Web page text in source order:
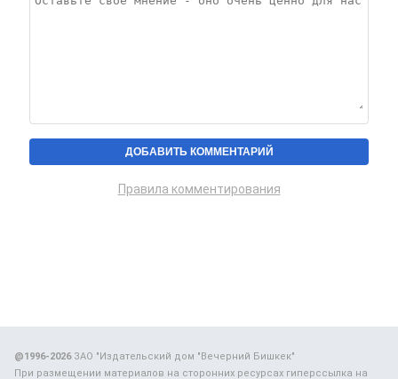
Правила комментирования
@1996-2026ЗАО "Издательский дом "Вечерний Бишкек"
При размещении материалов на сторонних ресурсах гиперссылка на